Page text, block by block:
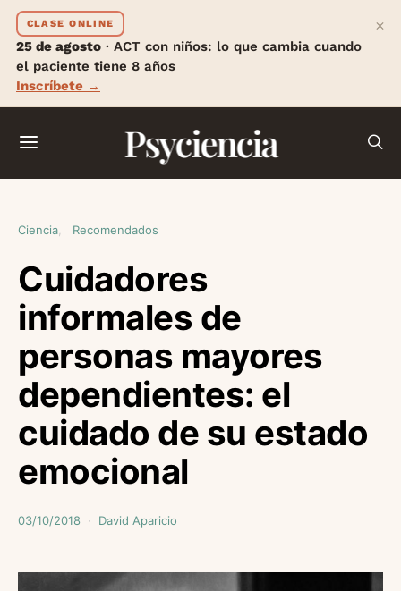
CLASE ONLINE
25 de agosto · ACT con niños: lo que cambia cuando
el paciente tiene 8 años
Inscríbete →
×
Psyciencia
Ciencia Recomendados
Cuidadores
informales de
personas mayores
dependientes: el
cuidado de su estado
emocional
03/10/2018 David Aparicio